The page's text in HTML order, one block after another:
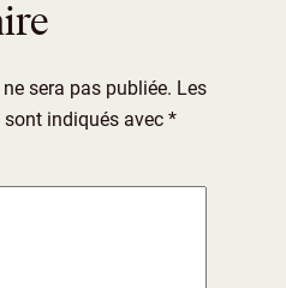
sera pas publiée. Les
indiqués avec *